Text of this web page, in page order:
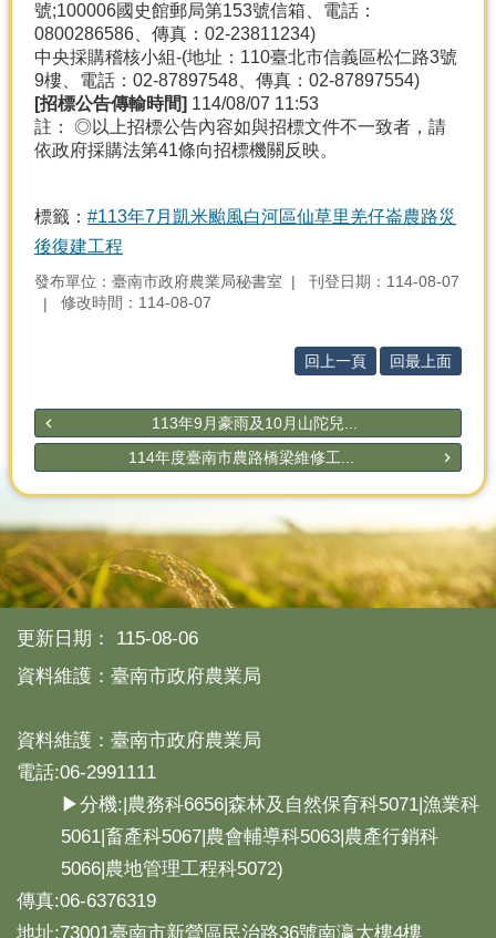
號;100006國史館郵局第153號信箱、電話：
0800286586、傳真：02-23811234)
中央採購稽核小組-(地址：110臺北市信義區松仁路3號
9樓、電話：02-87897548、傳真：02-87897554)
[招標公告傳輸時間] 114/08/07 11:53
註： ◎以上招標公告內容如與招標文件不一致者，請
依政府採購法第41條向招標機關反映。
標籤： #113年7月凱米颱風白河區仙草里羌仔崙農路災
後復建工程
發布單位：臺南市政府農業局秘書室
刊登日期：114-08-07
修改時間：114-08-07
回上一頁 回最上面
113年9月豪雨及10月山陀兒...
114年度臺南市農路橋梁維修工...
更新日期：
115-08-06
資料維護：臺南市政府農業局
資料維護：臺南市政府農業局
電話:06-2991111
▶分機:|農務科6656|森林及自然保育科5071|漁業科
5061|畜產科5067|農會輔導科5063|農產行銷科
5066|農地管理工程科5072)
傳真:06-6376319
地址:73001臺南市新營區民治路36號南瀛大樓4樓